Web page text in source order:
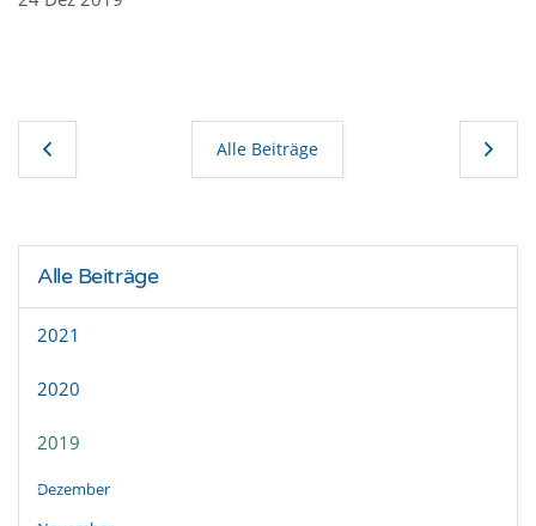
Alle Beiträge
Alle Beiträge
2021
2020
2019
Dezember